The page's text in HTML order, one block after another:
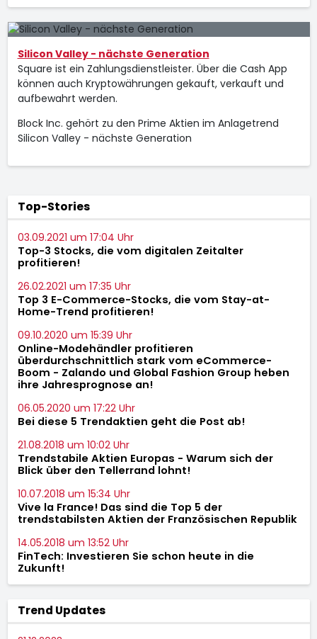
Silicon Valley - nächste Generation
Square ist ein Zahlungsdienstleister. Über die Cash App
können auch Kryptowährungen gekauft, verkauft und
aufbewahrt werden.
Block Inc. gehört zu den Prime Aktien im Anlagetrend
Silicon Valley - nächste Generation
Top-Stories
03.09.2021 um 17:04 Uhr
Top-3 Stocks, die vom digitalen Zeitalter
profitieren!
26.02.2021 um 17:35 Uhr
Top 3 E-Commerce-Stocks, die vom Stay-at-
Home-Trend profitieren!
09.10.2020 um 15:39 Uhr
Online-Modehändler profitieren
überdurchschnittlich stark vom eCommerce-
Boom - Zalando und Global Fashion Group heben
ihre Jahresprognose an!
06.05.2020 um 17:22 Uhr
Bei diese 5 Trendaktien geht die Post ab!
21.08.2018 um 10:02 Uhr
Trendstabile Aktien Europas - Warum sich der
Blick über den Tellerrand lohnt!
10.07.2018 um 15:34 Uhr
Vive la France! Das sind die Top 5 der
trendstabilsten Aktien der Französischen Republik
14.05.2018 um 13:52 Uhr
FinTech: Investieren Sie schon heute in die
Zukunft!
Trend Updates